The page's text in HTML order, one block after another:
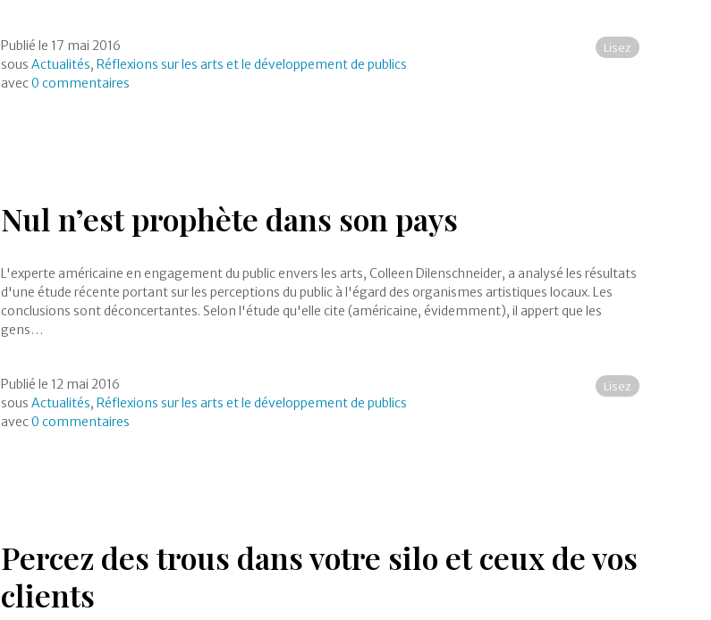
Publié le 17 mai 2016
sousActualités,Réflexions sur les arts et le développement de publics
avec0 commentaires
Lisez
Nul n’est prophète dans son pays
L'experte américaine en engagement du public envers les arts, Colleen Dilenschneider, a analysé les résultats
d'une étude récente portant sur les perceptions du public à l'égard des organismes artistiques locaux. Les
conclusions sont déconcertantes. Selon l'étude qu'elle cite (américaine, évidemment), il appert que les
gens…
Publié le 12 mai 2016
sousActualités,Réflexions sur les arts et le développement de publics
avec0 commentaires
Lisez
Percez des trous dans votre silo et ceux de vos
clients